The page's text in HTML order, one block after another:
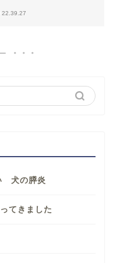
22.39.27
犬の膵炎
てきました